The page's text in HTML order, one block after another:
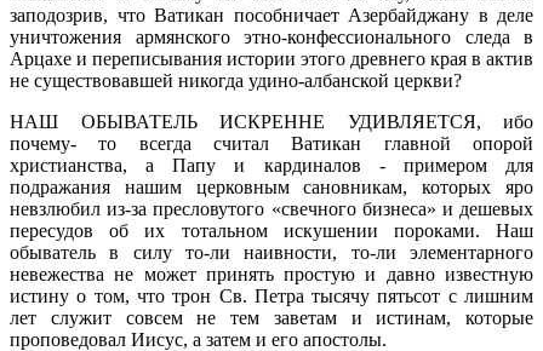
заподозрив, что Ватикан пособничает Азербайджану в деле
уничтожения армянского этно-конфессионального следа в
Арцахе и переписывания истории этого древнего края в актив
не существовавшей никогда удино-албанской церкви?
НАШ ОБЫВАТЕЛЬ ИСКРЕННЕ УДИВЛЯЕТСЯ, ибо
почему- то всегда считал Ватикан главной опорой
христианства, а Папу и кардиналов - примером для
подражания нашим церковным сановникам, которых яро
невзлюбил из-за пресловутого «свечного бизнеса» и дешевых
пересудов об их тотальном искушении пороками. Наш
обыватель в силу то-ли наивности, то-ли элементарного
невежества не может принять простую и давно известную
истину о том, что трон Св. Петра тысячу пятьсот с лишним
лет служит совсем не тем заветам и истинам, которые
проповедовал Иисус, а затем и его апостолы.